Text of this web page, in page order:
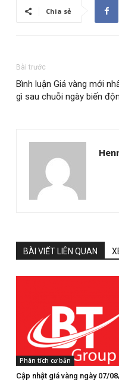
Chia sẻ
Bài trước
Bình luận Giá vàng mới
gì sau chuỗi ngày biến
BÀI VIẾT LIÊN QUAN
Phân tích cơ bản
Cập nhật giá vàng ngày 07/